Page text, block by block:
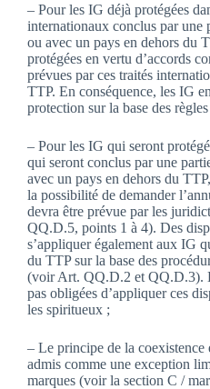
– Pour les IG déjà protégées
internationaux conclus par une
ou avec un pays en dehors du
protégées en vertu d’accords
prévues par ces traités
TTP. En conséquence, les IG
protection sur la base des
– Pour les IG qui seront
qui seront conclus par une
avec un pays en dehors du
la possibilité de demander
devra être prévue par les
QQ.D.5, points 1 à 4). Des
s’appliquer également aux IG
du TTP sur la base des
(voir Art. QQ.D.2 et QQ.D.3).
pas obligées d’appliquer ces
les spiritueux ;
– Le principe de la coexistence
admis comme une exception
marques (voir la section C /